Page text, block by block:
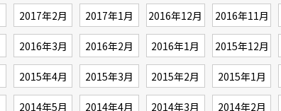
2017年2月 2017年1月 2016年12月 2016年11月
2016年3月 2016年2月 2016年1月 2015年12月
2015年4月 2015年3月 2015年2月 2015年1月
2014年5月 2014年4月 2014年3月 2014年2月